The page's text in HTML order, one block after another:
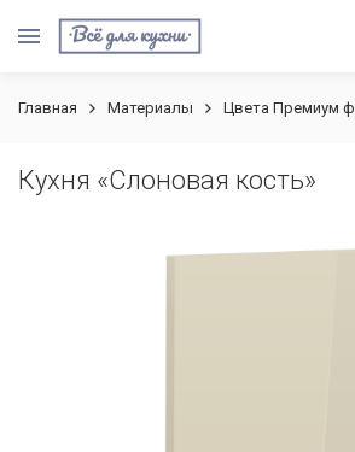
Главная Материалы Цвета Премиум
Кухня «Слоновая кость»